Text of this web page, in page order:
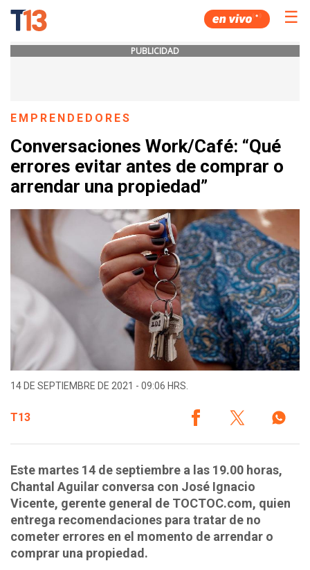
☰
PUBLICIDAD
EMPRENDEDORES
Conversaciones Work/Café: “Qué
errores evitar antes de comprar o
arrendar una propiedad”
14 DE SEPTIEMBRE DE 2021 - 09:06 HRS.
T13
Este martes 14 de septiembre a las 19.00 horas,
Chantal Aguilar conversa con José Ignacio
Vicente, gerente general de TOCTOC.com, quien
entrega recomendaciones para tratar de no
cometer errores en el momento de arrendar o
comprar una propiedad.